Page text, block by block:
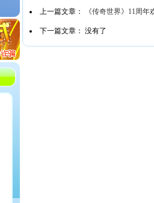
上一篇文章： 《传奇世界》11周
下一篇文章： 没有了